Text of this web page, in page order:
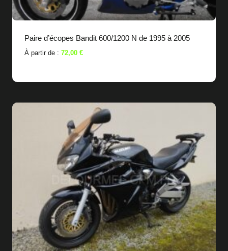
Paire d’écopes Bandit 600/1200 N de 1995 à 2005
À partir de : 72,00 €